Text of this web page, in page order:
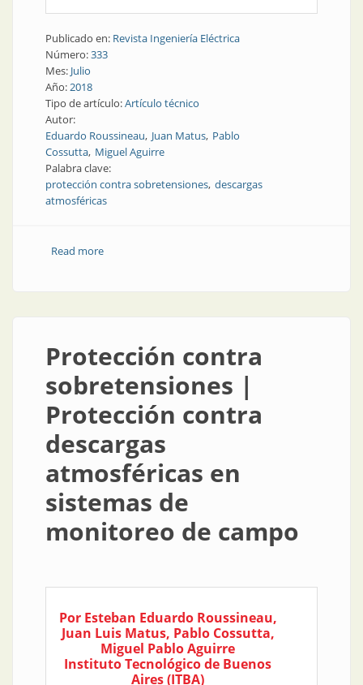
Publicado en: Revista Ingeniería Eléctrica
Número:333
Mes: Julio
Año:2018
Tipo de artículo:Artículo técnico
Autor:
Eduardo Roussineau Juan Matus Pablo
Cossutta Miguel Aguirre
Palabra clave:
protección contra sobretensiones descargas
atmosféricas
Read moreabout Nota técnica | Protección contra descargas
Protección contra
sobretensiones |
Protección contra
descargas
atmosféricas en
sistemas de
monitoreo de campo
Por Esteban Eduardo Roussineau,
Juan Luis Matus, Pablo Cossutta,
Miguel Pablo Aguirre
Instituto Tecnológico de Buenos
Aires (ITBA)